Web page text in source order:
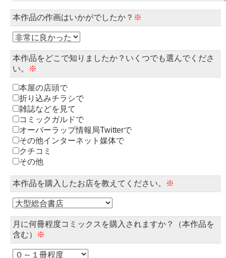
本作品の作画はいかがでしたか？ ※
本作品をどこで知りましたか？いくつでも選んでくださ
い。
※
本屋の店頭で
折り込みチラシで
雑誌などを見て
コミックガルドで
オーバーラップ情報局Twitterで
その他インターネット媒体で
クチコミ
その他
本作品を購入したお店を教えてください。 ※
月に何冊程度コミックスを購入されますか？（本作品を
含む）
※